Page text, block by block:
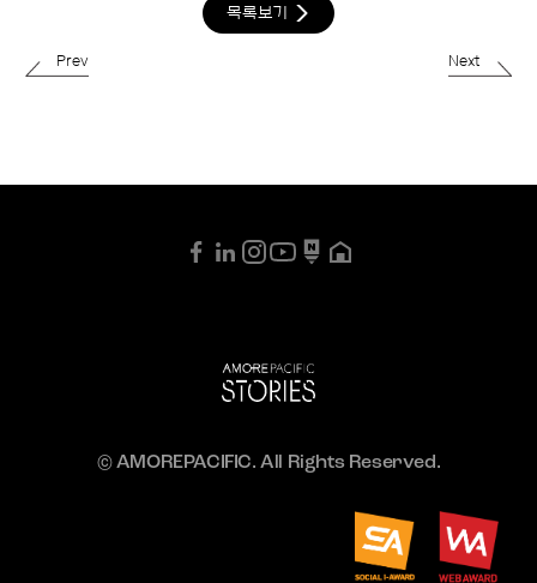
목록보기
Prev Next
© AMOREPACIFIC. All Rights Reserved.